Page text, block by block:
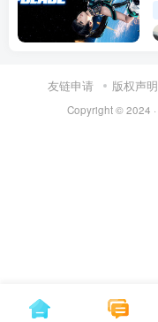
友链申请 版权声明
Copyright © 2024 ·